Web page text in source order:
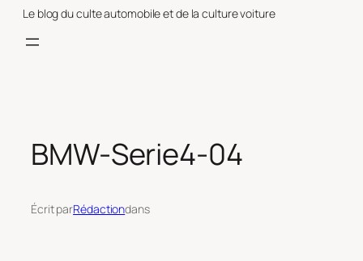
Le blog du culte automobile et de la culture voiture
BMW-Serie4-04
Écrit parRédactiondans